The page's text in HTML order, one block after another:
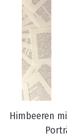
Himbeeren